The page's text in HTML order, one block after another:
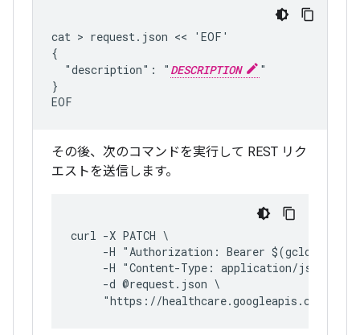
cat > request.json << 'EOF'
{
  "description": "
DESCRIPTION
"
}
EOF
その後、次のコマンドを実行して REST リク
エストを送信します。
curl -X PATCH \
-H "Authorization: Bearer $(gcloud
-H "Content-Type: application/json;
     -d @request.json \
"https://healthcare.googleapis.com/v1/